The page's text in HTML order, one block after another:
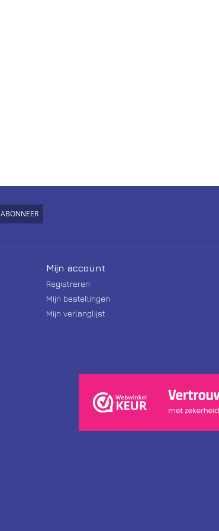
ABONNEER
Mijn account
Registreren
Mijn bestellingen
Mijn verlanglijst